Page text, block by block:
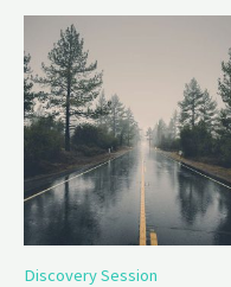
Discovery Session